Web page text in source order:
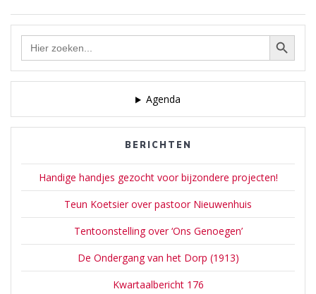
Zoek Zoekknop
Agenda
BERICHTEN
Handige handjes gezocht voor bijzondere projecten!
Teun Koetsier over pastoor Nieuwenhuis
Tentoonstelling over ‘Ons Genoegen’
De Ondergang van het Dorp (1913)
Kwartaalbericht 176